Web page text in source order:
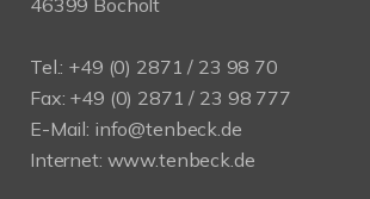
Tel.: +49 (0) 2871 / 23 98 70
Fax: +49 (0) 2871 / 23 98 777
E-Mail: info@tenbeck.de
Internet: www.tenbeck.de